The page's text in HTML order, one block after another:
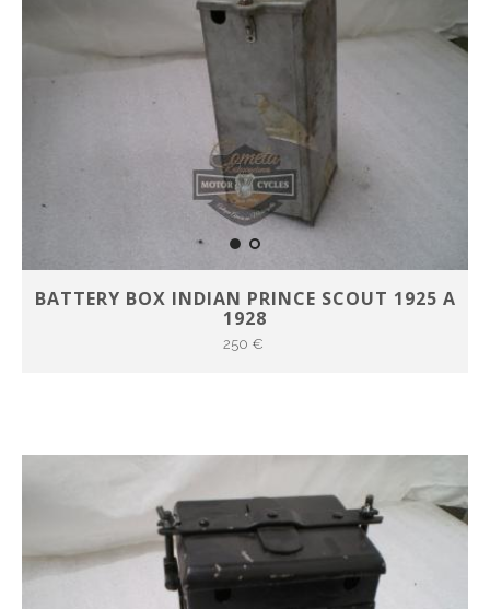
BATTERY BOX INDIAN PRINCE SCOUT 1925 A
1928
250 €